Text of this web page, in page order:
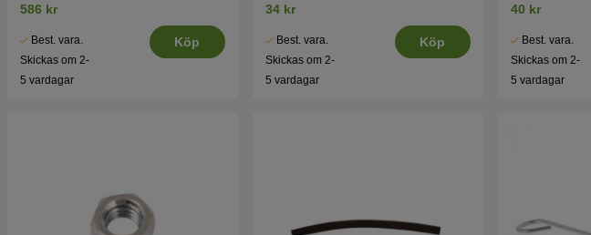
586 kr
Best. vara.
Skickas om 2-
5 vardagar
Köp
34 kr
Best. vara.
Skickas om 2-
5 vardagar
Köp
40 kr
Best. vara.
Skickas om 2-
5 vardagar